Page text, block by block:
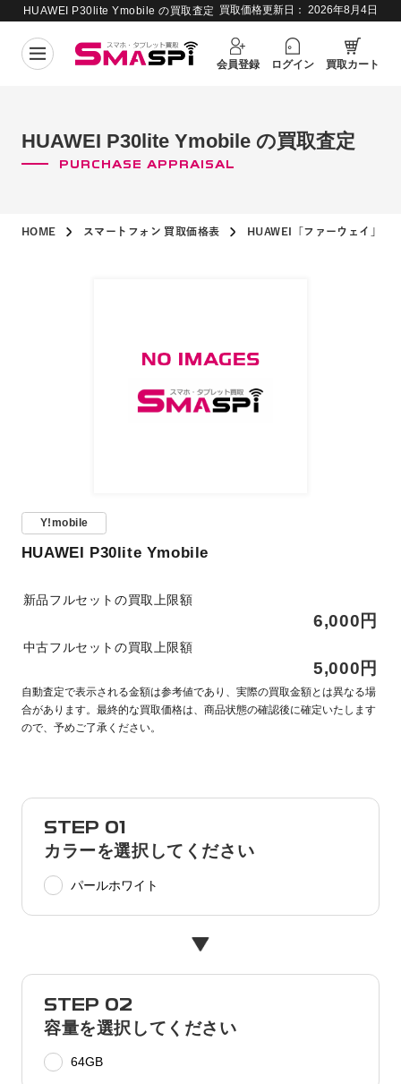
買取価格更新日： 2026年8月4日
HUAWEI P30lite Ymobile の買取査定
会員登録 ログイン 買取カート
HUAWEI P30lite Ymobile の買取査定
PURCHASE APPRAISAL
HOME スマートフォン 買取価格表 HUAWEI「ファーウェイ」買
Y!mobile
HUAWEI P30lite Ymobile
新品フルセットの買取上限額
6,000円
中古フルセットの買取上限額
5,000円
自動査定で表示される金額は参考値であり、実際の買取金額とは異なる場
合があります。最終的な買取価格は、商品状態の確認後に確定いたします
ので、予めご了承ください。
STEP 01
カラーを選択してください
パールホワイト
STEP 02
容量を選択してください
64GB